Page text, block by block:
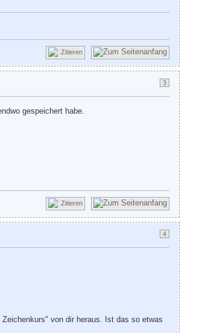
Zitieren
3
gespeichert habe.
Zitieren
4
von dir heraus. Ist das so etwas